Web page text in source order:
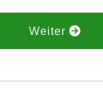
Weiter